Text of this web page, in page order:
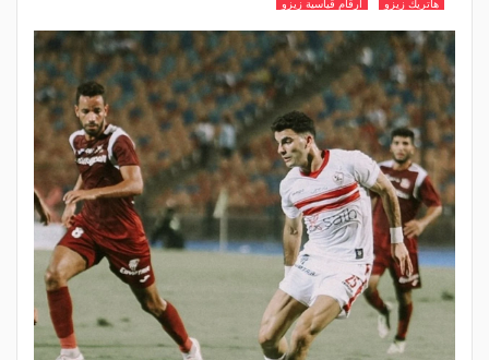
هاتريك زيزو ارقام قياسية زيزو